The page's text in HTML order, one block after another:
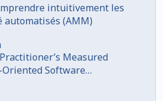
intuitivement les
automatisés (AMM)
Measured
Software